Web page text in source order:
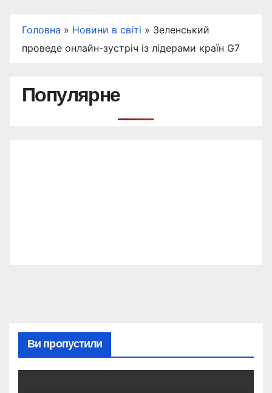
Головна » Новини в світі » Зеленський
проведе онлайн-зустріч із лідерами країн G7
Популярне
Ви пропустили